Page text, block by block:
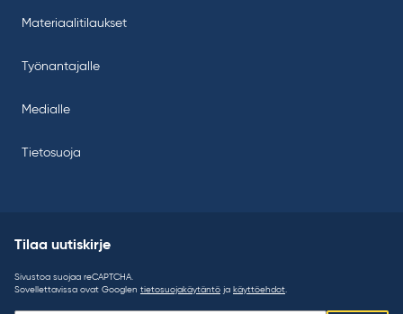
Materiaalitilaukset
Työnantajalle
Medialle
Tietosuoja
Tilaa uutiskirje
Sivustoa suojaa reCAPTCHA.
Sovellettavissa ovat Googlen tietosuojakäytäntö ja käyttöehdot.